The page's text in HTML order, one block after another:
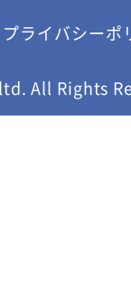
プライバシーポ
All Rights